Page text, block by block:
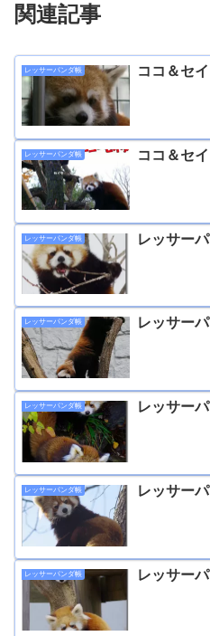
関連記事
レッサーパンダ帳 ココ＆セ
レッサーパンダ帳 ココ＆セ
レッサーパンダ帳 レッサー
レッサーパンダ帳 レッサー
レッサーパンダ帳 レッサー
レッサーパンダ帳 レッサー
レッサーパンダ帳 レッサー